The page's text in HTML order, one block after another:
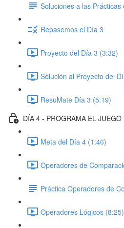
Soluciones a las Prácticas
Repasemos el Día 3
Proyecto del Día 3 (3:32)
Solución al Proyecto del
ResuMate Día 3 (5:19)
DÍA 4 - PROGRAMA EL
Meta del Día 4 (1:46)
Operadores de
Práctica Operadores de
Operadores Lógicos (8:25)